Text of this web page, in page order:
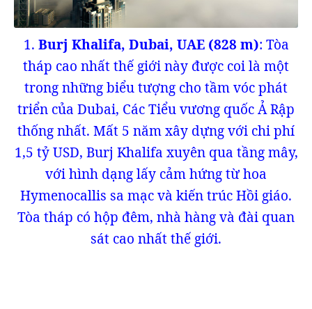
1. Burj Khalifa, Dubai, UAE (828 m): Tòa
tháp cao nhất thế giới này được coi là một
trong những biểu tượng cho tầm vóc phát
triển của Dubai, Các Tiểu vương quốc Ả Rập
thống nhất. Mất 5 năm xây dựng với chi phí
1,5 tỷ USD, Burj Khalifa xuyên qua tầng mây,
với hình dạng lấy cảm hứng từ hoa
Hymenocallis sa mạc và kiến trúc Hồi giáo.
Tòa tháp có hộp đêm, nhà hàng và đài quan
sát cao nhất thế giới.